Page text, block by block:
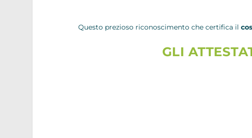
Questo prezioso riconoscimento che certifica il
GLI